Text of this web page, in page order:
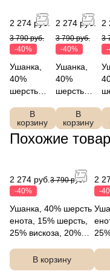
2 274 руб.
3 790 руб.
-40%
Ушанка,
40%
шерсть
шерсть,
25%
вискоза,
FABRETTI
DW98f-1
В
корзину
2 274 руб.
3 790 руб.
-40%
Ушанка,
40%
шерсть
шерсть,
25%
вискоза,
FABRETTI
В
корзину
2
3
Похожие
2 274 руб. 3 790 руб.
-40%
Ушанка, 40% шерсть
енота, 15% шерсть,
25% вискоза, 20%
DW98f-12В корзину
2
-